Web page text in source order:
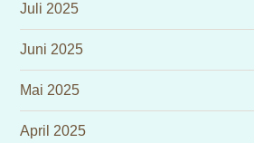
Juli 2025
Juni 2025
Mai 2025
April 2025